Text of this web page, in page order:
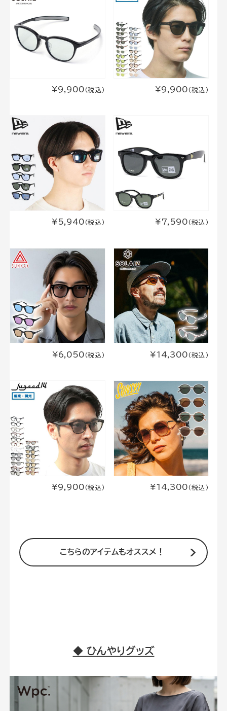
¥9,900(税込) ¥9,900(税込)
¥5,940(税込) ¥7,590(税込)
¥6,050(税込) ¥14,300(税込)
¥9,900(税込) ¥14,300(税込)
◆ ひんやりグッズ